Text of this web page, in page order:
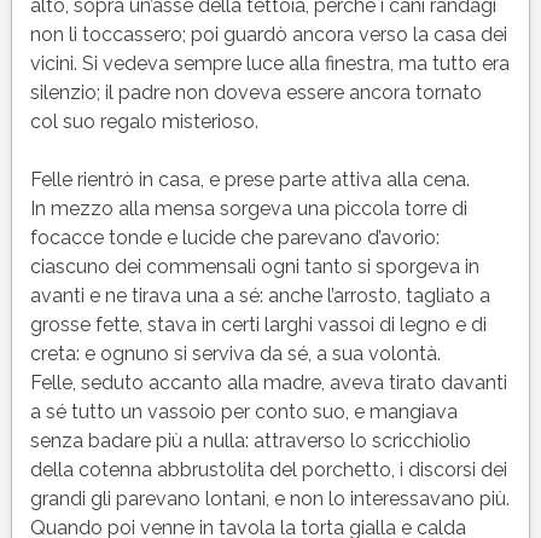
alto, sopra un’asse della tettoia, perché i cani randagi
non li toccassero; poi guardò ancora verso la casa dei
vicini. Si vedeva sempre luce alla finestra, ma tutto era
silenzio; il padre non doveva essere ancora tornato
col suo regalo misterioso.
Felle rientrò in casa, e prese parte attiva alla cena.
In mezzo alla mensa sorgeva una piccola torre di
focacce tonde e lucide che parevano d’avorio:
ciascuno dei commensali ogni tanto si sporgeva in
avanti e ne tirava una a sé: anche l’arrosto, tagliato a
grosse fette, stava in certi larghi vassoi di legno e di
creta: e ognuno si serviva da sé, a sua volontà.
Felle, seduto accanto alla madre, aveva tirato davanti
a sé tutto un vassoio per conto suo, e mangiava
senza badare più a nulla: attraverso lo scricchiolìo
della cotenna abbrustolita del porchetto, i discorsi dei
grandi gli parevano lontani, e non lo interessavano più.
Quando poi venne in tavola la torta gialla e calda